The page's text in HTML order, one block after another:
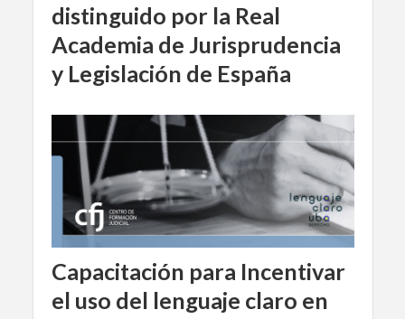
distinguido por la Real
Academia de Jurisprudencia
y Legislación de España
Capacitación para Incentivar
el uso del lenguaje claro en